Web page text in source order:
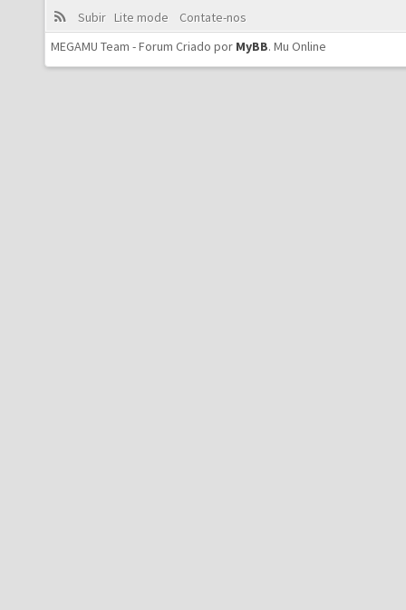
Subir Lite mode
Contate-nos
MEGAMU Team - Forum Criado por MyBB. Mu Online